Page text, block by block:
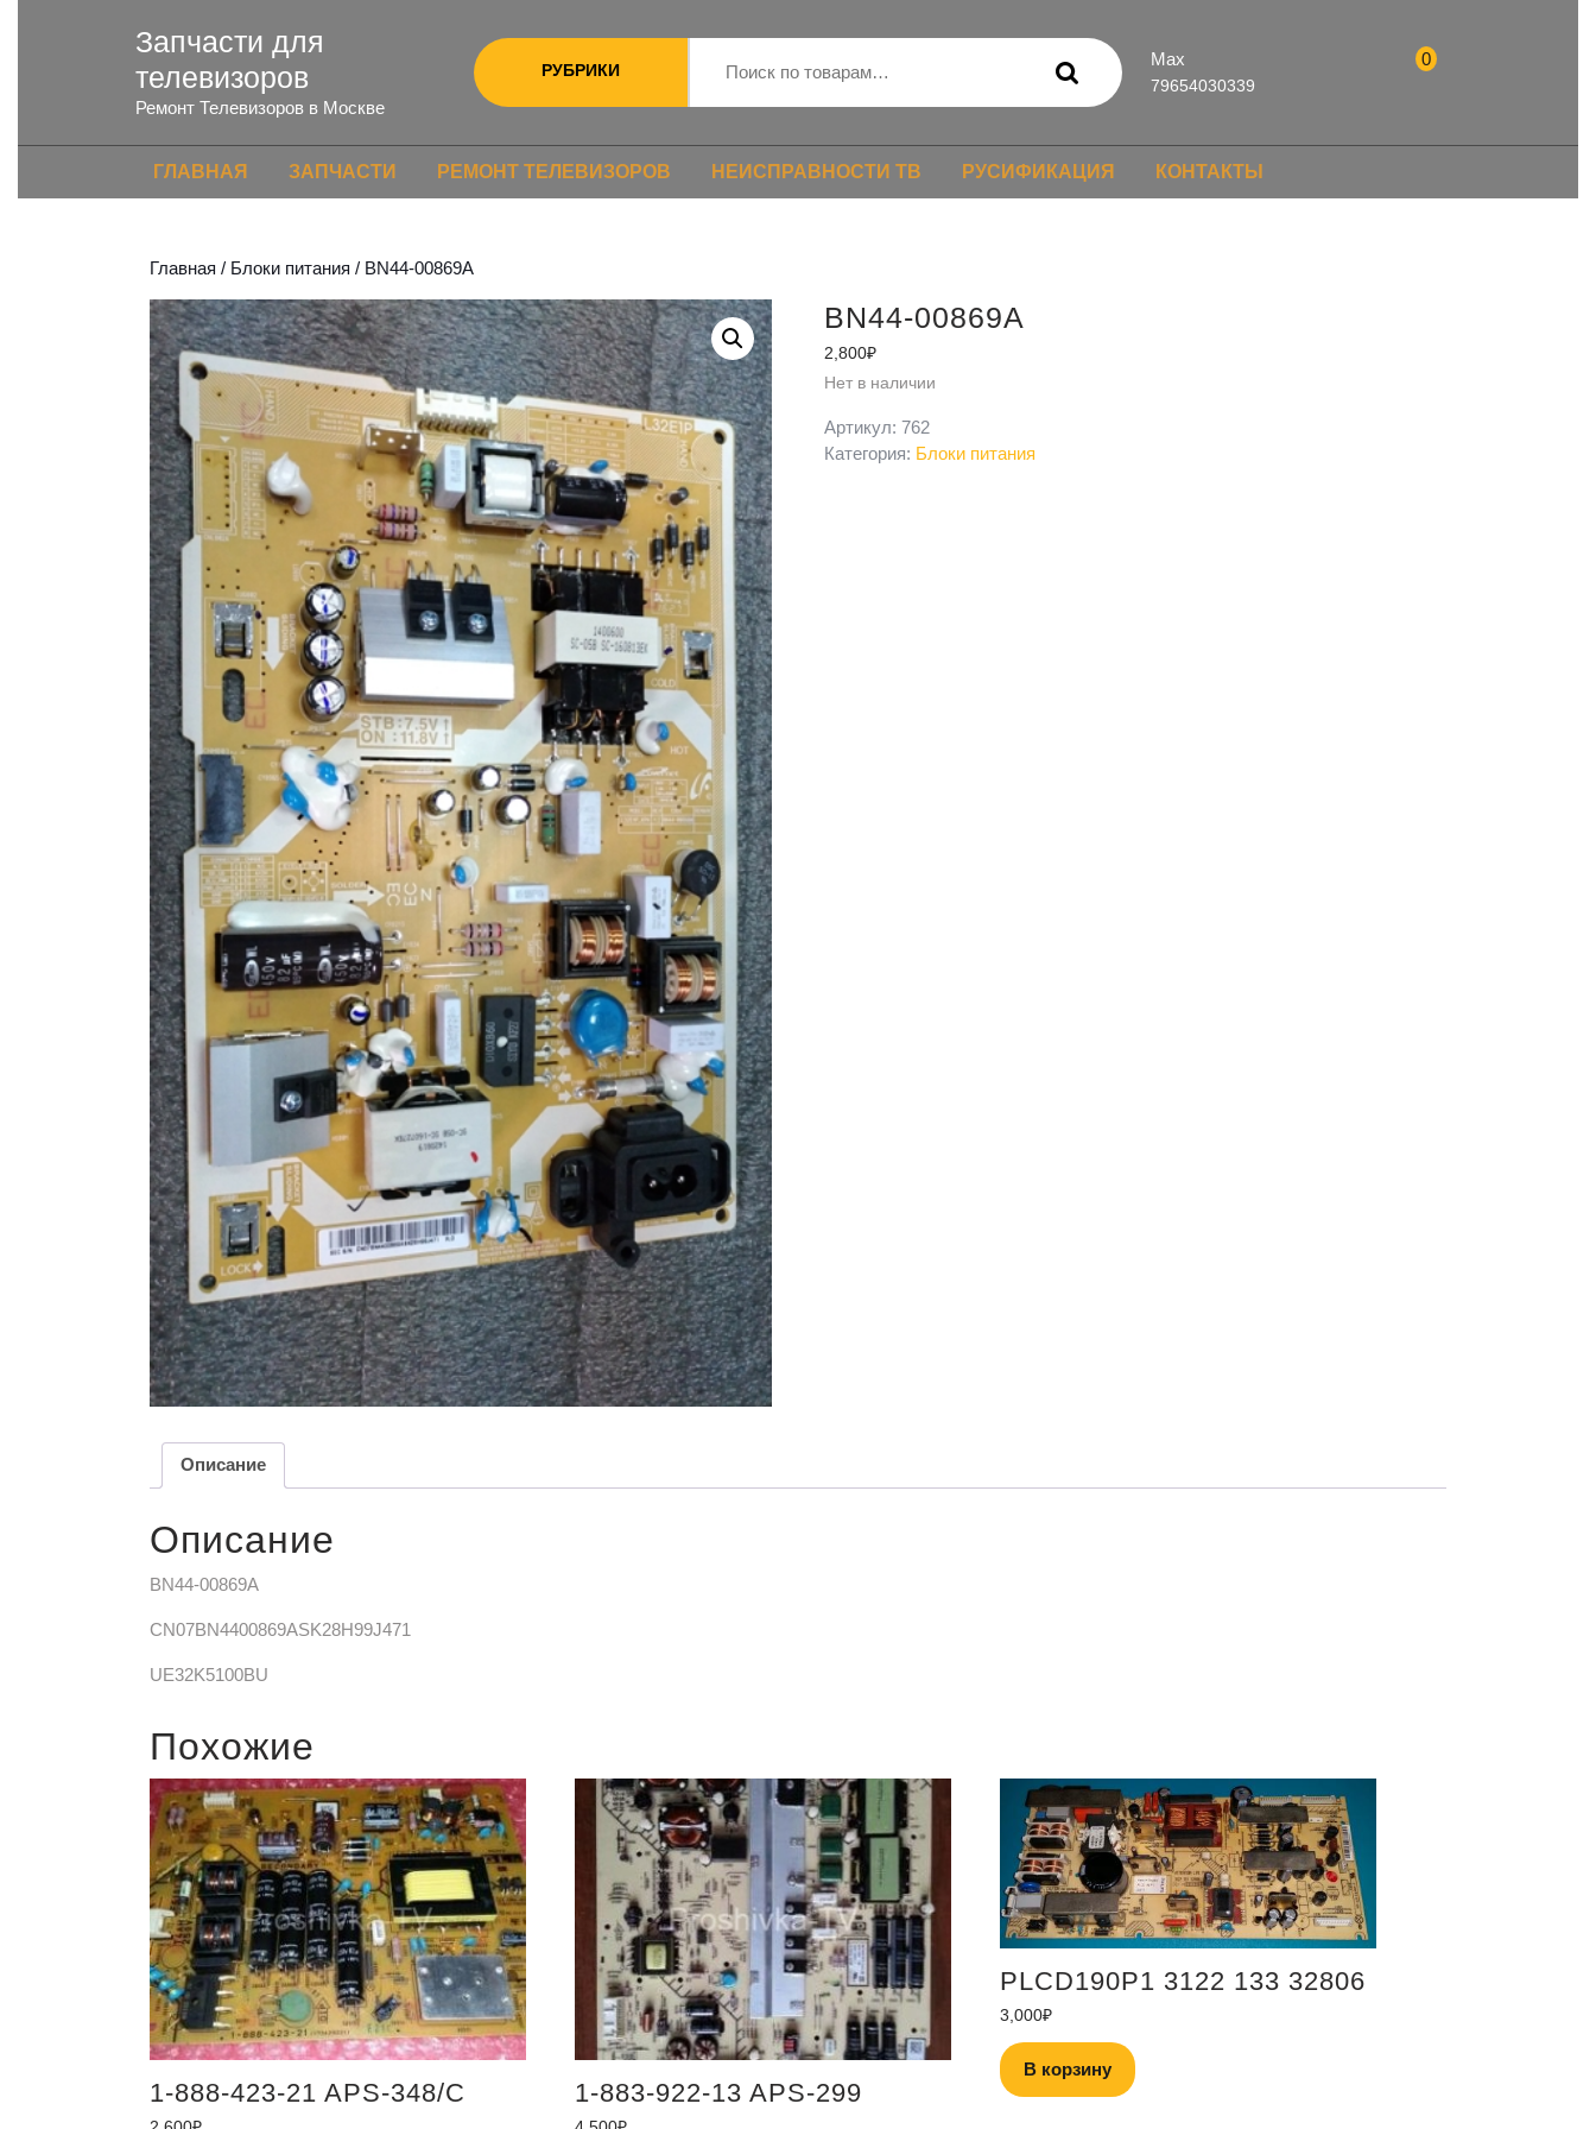
Запчасти для
телевизоров
Ремонт Телевизоров в Москве
РУБРИКИ
Max
79654030339
0
ГЛАВНАЯ ЗАПЧАСТИ РЕМОНТ ТЕЛЕВИЗОРОВ НЕИСПРАВНОСТИ ТВ РУСИФИКАЦИЯ КОНТАКТЫ
Главная / Блоки питания / BN44-00869A
BN44-00869A
2,800₽
Нет в наличии
Артикул: 762
Категория: Блоки питания
Описание
Описание
BN44-00869A
CN07BN4400869ASK28H99J471
UE32K5100BU
Похожие
1-888-423-21 APS-348/C 1-883-922-13 APS-299
PLCD190P1 3122 133 32806
3,000₽
В корзину